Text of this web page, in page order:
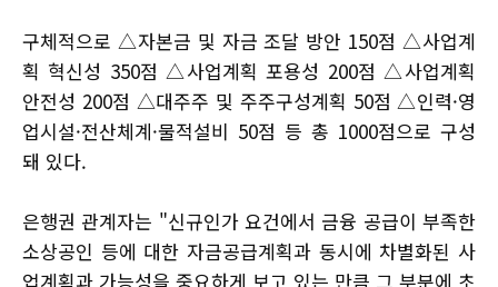
구체적으로 △자본금 및 자금 조달 방안 150점 △사업계
획 혁신성 350점 △사업계획 포용성 200점 △사업계획
안전성 200점 △대주주 및 주주구성계획 50점 △인력·영
업시설·전산체계·물적설비 50점 등 총 1000점으로 구성
돼 있다.
은행권 관계자는 "신규인가 요건에서 금융 공급이 부족한
소상공인 등에 대한 자금공급계획과 동시에 차별화된 사
업계획과 가능성을 중요하게 보고 있는 만큼 그 부분에 초